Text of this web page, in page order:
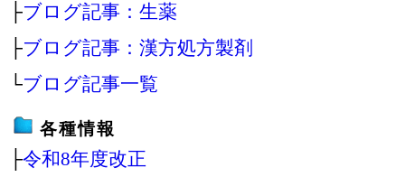
├ブログ記事：生薬
├ブログ記事：漢方処方製剤
└ブログ記事一覧
各種情報
├令和8年度改正